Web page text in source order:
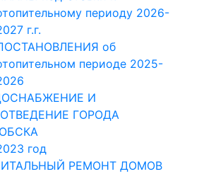
периоду 2026-
г.г.
об
периоде 2025-
И
ГОРОДА
год
РЕМОНТ ДОМОВ